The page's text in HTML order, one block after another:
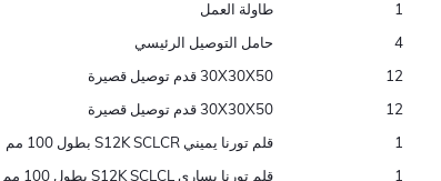
1
طاولة العمل
4
حامل التوصيل الرئيسي
12
30X30X50 قدم توصيل قصيرة
12
30X30X50 قدم توصيل قصيرة
1
قلم تورنا يميني S12K SCLCR بطول 100 مم
1
قلم تورنا يساري S12K SCLCL بطول 100 مم